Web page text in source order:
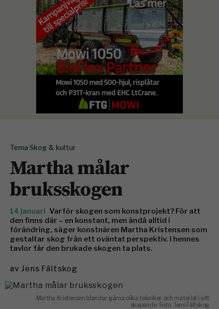
Tema Skog & kultur
Martha målar
bruksskogen
14 januari Varför skogen som konstprojekt? För att
den finns där – en konstant, men ändå alltid i
förändring, säger konstnären Martha Kristensen som
gestaltar skog från ett oväntat perspektiv. I hennes
tavlor får den brukade skogen ta plats.
av Jens Fältskog
Martha Kristensen blandar gärna olika tekniker och material i sitt
skapande. Foto: Jens Fältskog